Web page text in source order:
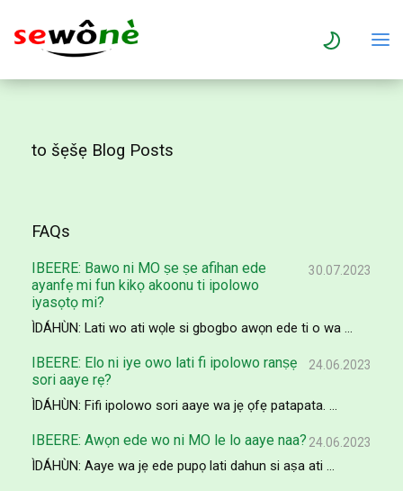
to šẹšẹ Blog Posts
FAQs
30.07.2023
IBEERE: Bawo ni MO ṣe ṣe afihan ede
ayanfẹ mi fun kikọ akoonu ti ipolowo
iyasọtọ mi?
ÌDÁHÙN: Lati wo ati wọle si gbogbo awọn ede ti o wa ...
24.06.2023
IBEERE: Elo ni iye owo lati fi ipolowo ranṣẹ
sori aaye rẹ?
ÌDÁHÙN: Fifi ipolowo sori aaye wa jẹ ọfẹ patapata. ...
24.06.2023
IBEERE: Awọn ede wo ni MO le lo aaye naa?
ÌDÁHÙN: Aaye wa jẹ ede pupọ lati dahun si aṣa ati ...